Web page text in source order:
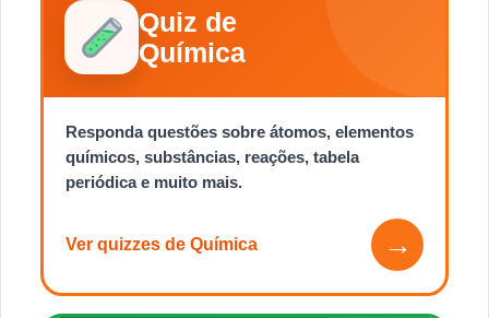
Quiz de
Química
Responda questões sobre átomos, elementos
químicos, substâncias, reações, tabela
periódica e muito mais.
Ver quizzes de Química →